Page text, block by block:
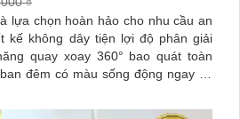
lựa chọn hoàn hảo cho nhu cầu an
kế không dây tiện lợi độ phân giải
quay xoay 360° bao quát toàn
chủ động phát hiện và xử lý mọi